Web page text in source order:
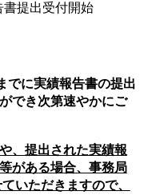
提出受付開始
でに実績報告書の提出
でき次第速やかにご
、提出された実績報
がある場合、事務局
いただきますので、